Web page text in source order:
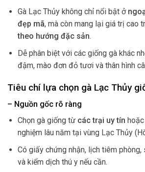
Gà Lạc Thủy không chỉ nổi bật ở
đẹp mã, mà còn mang lại giá trị cao
theo hướng đặc sản.
Dễ phân biệt với các giống gà khác
đậm, mào đơn đỏ tươi và thân hình
Tiêu chí lựa chọn gà Lạc Thủy
– Nguồn gốc rõ ràng
Chọn gà giống từ các trại uy tín
nghiệm lâu năm tại vùng Lạc Thủy
Có giấy chứng nhận, lịch tiêm
và kiểm dịch thú y nếu cần.